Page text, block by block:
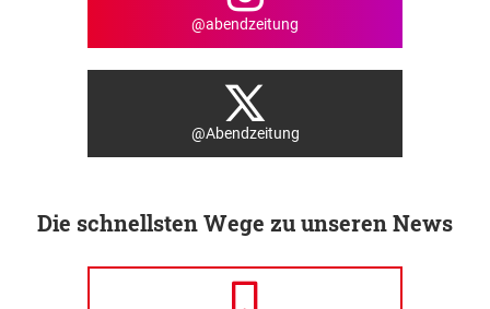
@abendzeitung
@Abendzeitung
Die schnellsten Wege zu unseren News